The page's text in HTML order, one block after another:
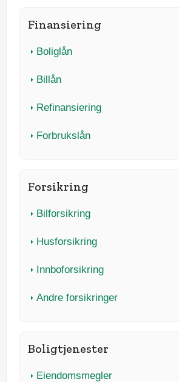
Finansiering
Boliglån
Billån
Refinansiering
Forbrukslån
Forsikring
Bilforsikring
Husforsikring
Innboforsikring
Andre forsikringer
Boligtjenester
Eiendomsmegler